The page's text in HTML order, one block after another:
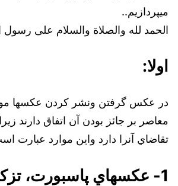
ميپردازيم..
الحمد لله والصلاة والسلام على رسول
اولا:
در عكس گرفتن ونشر كردن عكسها
معاصر بر جائز بودن آن اتفاق دارند
تقاضاي آنرا دارد واين موارد عبارت
1- عكسهاي پاسبورت،